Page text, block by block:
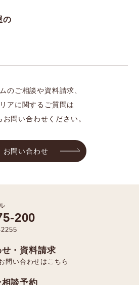
の
のご相談や資料請求、
アに関するご質問は
お問い合わせください。
お問い合わせ
200
・資料請求
問い合わせはこちら
談予約